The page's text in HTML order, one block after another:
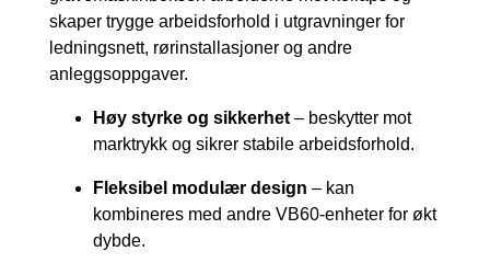
skaper trygge arbeidsforhold i utgravninger for
ledningsnett, rørinstallasjoner og andre
anleggsoppgaver.
Høy styrke og sikkerhet – beskytter mot
marktrykk og sikrer stabile arbeidsforhold.
Fleksibel modulær design – kan
kombineres med andre VB60-enheter for økt
dybde.